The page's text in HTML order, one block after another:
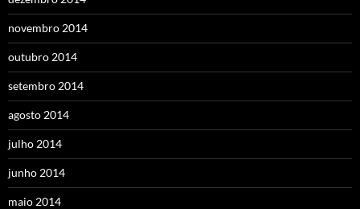
novembro 2014
outubro 2014
setembro 2014
agosto 2014
julho 2014
junho 2014
maio 2014